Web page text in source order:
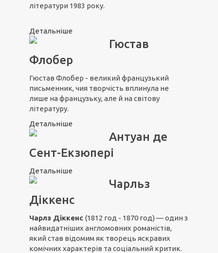
літератури 1983 року.
Детальніше
Гюстав
Флобер
Гюстав Флобер - великий французький
письменник, чия творчість вплинула не
лише на французьку, але й на світову
літературу.
Детальніше
Антуан де
Сент-Екзюпері
Детальніше
Чарльз
Діккенс
Чарлз Діккенс (1812 год - 1870 год) — один з
найвидатніших англомовних романістів,
який став відомим як творець яскравих
комічних характерів та соціальний критик.